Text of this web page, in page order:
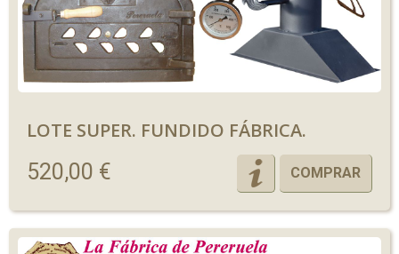
LOTE SUPER. FUNDIDO FÁBRICA.
520,00 € COMPRAR